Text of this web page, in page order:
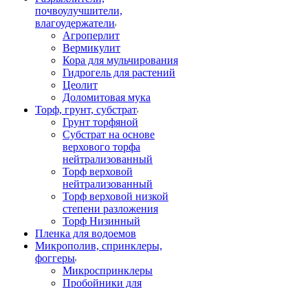
почвоулучшители,
влагоудержатели
Агроперлит
Вермикулит
Кора для мульчирования
Гидрогель для растений
Цеолит
Доломитовая мука
Торф, грунт, субстрат
Грунт торфяной
Субстрат на основе
верхового торфа
нейтрализованный
Торф верховой
нейтрализованный
Торф верховой низкой
степени разложения
Торф Низинный
Пленка для водоемов
Микрополив, спринклеры,
фоггеры
Микроспринклеры
Пробойники для